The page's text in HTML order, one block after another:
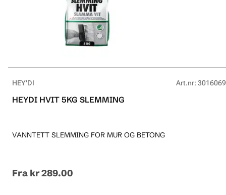
HEY'DI Art.nr:
HEYDI HVIT 5KG SLEMMING
VANNTETT SLEMMING FOR MUR OG BETONG
Fra kr 289.00